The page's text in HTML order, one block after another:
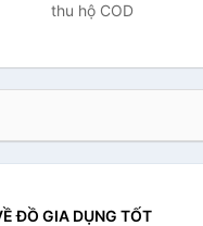
thu hộ COD
ĐỒ GIA DỤNG TỐT